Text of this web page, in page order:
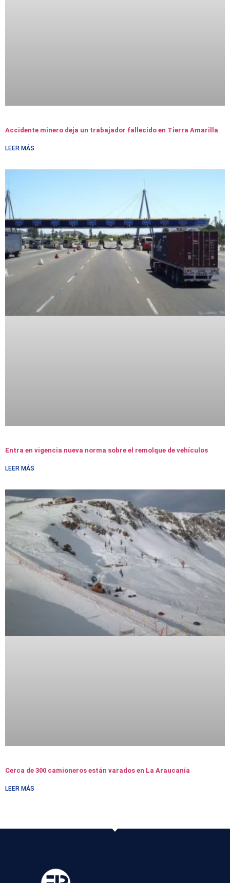
Accidente minero deja un trabajador fallecido en Tierra Amarilla
LEER MÁS
Entra en vigencia nueva norma sobre el remolque de vehículos
LEER MÁS
Cerca de 300 camioneros están varados en La Araucanía
LEER MÁS